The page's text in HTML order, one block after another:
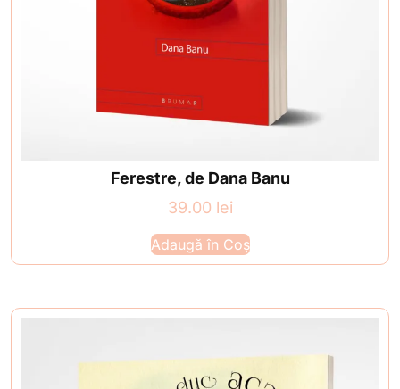
Ferestre, de Dana Banu
39.00 lei
Adaugă în Coș